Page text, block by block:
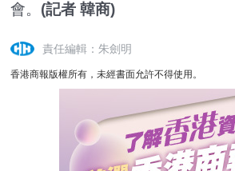
會。 (記者 韓商)
責任編輯：朱劍明
香港商報版權所有，未經書面允許不得使用。